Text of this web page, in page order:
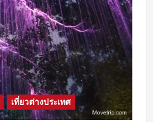
เที่ยวต่างประเทศ